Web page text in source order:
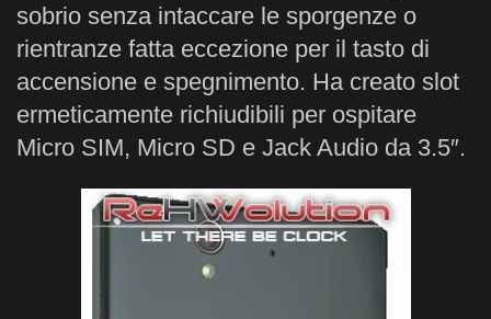
sobrio senza intaccare le sporgenze o
rientranze fatta eccezione per il tasto di
accensione e spegnimento. Ha creato slot
ermeticamente richiudibili per ospitare
Micro SIM, Micro SD e Jack Audio da 3.5″.